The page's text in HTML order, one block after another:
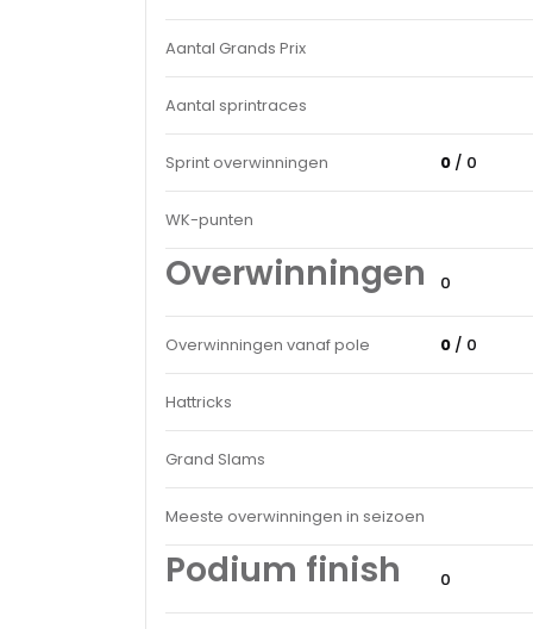
Aantal Grands Prix
Aantal sprintraces
Sprint overwinningen 0 / 0
WK-punten
Overwinningen 0
Overwinningen vanaf pole 0 / 0
Hattricks
Grand Slams
Meeste overwinningen in seizoen
Podium finish 0